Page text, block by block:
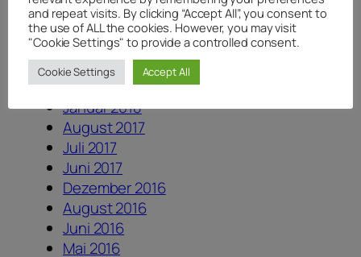
August 2019
August 2018
Juli 2018
Juni 2018
April 2018
Januar 2018
August 2017
Juli 2017
Juni 2017
Dezember 2016
August 2016
Juni 2016
Mai 2016
and repeat visits. By clicking “Accept All”, you consent to
the use of ALL the cookies. However, you may visit
"Cookie Settings" to provide a controlled consent.
Cookie Settings Accept All